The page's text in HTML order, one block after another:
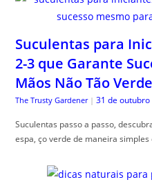
Suculentas para
2-3 que Garante
Mãos Não Tão
The Trusty Gardener | 31 de
Suculentas passo a passo,
espa, ço verde de maneira